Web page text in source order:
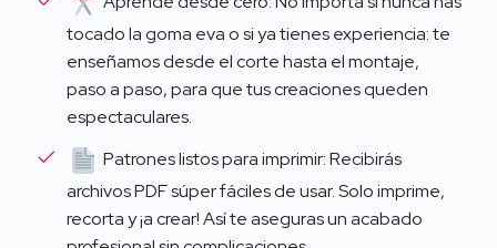
prehistórica llena de encanto. ¡Tus Dinopeques
conquistarán corazones!
Características del curso
Crea 9 Bebés Dinosaurios:
elaborar una colección de 9 tiernos dinosaurios en
goma eva, desarrollando tus habilidades manuales
tocado la goma eva o si ya tienes experiencia: te
enseñamos desde el corte hasta el montaje,
paso a paso, para que tus creaciones queden
espectaculares.
Patrones listos para imprimir: Recibirás
archivos PDF súper fáciles de usar. Solo imprime,
recorta y ¡a crear! Así te aseguras un acabado